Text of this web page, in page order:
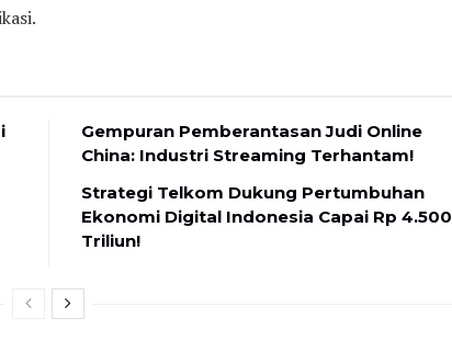
Gempuran Pemberantasan Judi Online
China: Industri Streaming Terhantam!
Strategi Telkom Dukung Pertumbuhan
Ekonomi Digital Indonesia Capai Rp 4.500
Triliun!